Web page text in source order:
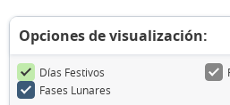
Opciones de visualización:
Días Festivos
Fases Lunares